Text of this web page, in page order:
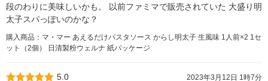
段のわりに美味しいかも。 以前ファミマで販売されていた 大盛り明
太子スパっぽいのかな？
購入商品：マ・マー あえるだけパスタソース からし明太子 生風味 1人前×2 1セ
ット（2個） 日清製粉ウェルナ 紙パッケージ
5.0
2023年3月12日 1時7分